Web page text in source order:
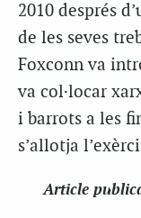
2010 després
de les seves
Foxconn va
va col·locar
i barrots a les
s’allotja
Article